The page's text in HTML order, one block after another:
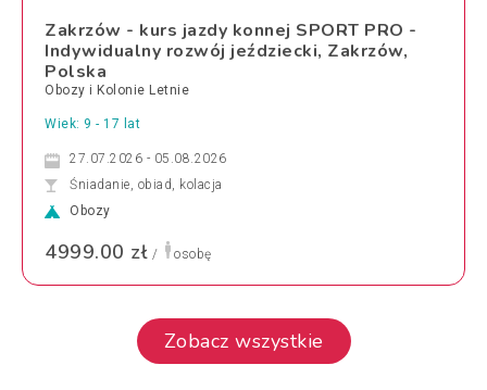
Zakrzów - kurs jazdy konnej SPORT PRO -
Indywidualny rozwój jeździecki, Zakrzów,
Polska
Obozy i Kolonie Letnie
Wiek: 9 - 17 lat
27.07.2026 - 05.08.2026
Śniadanie, obiad, kolacja
Obozy
4999.00 zł / osobę
Zobacz wszystkie